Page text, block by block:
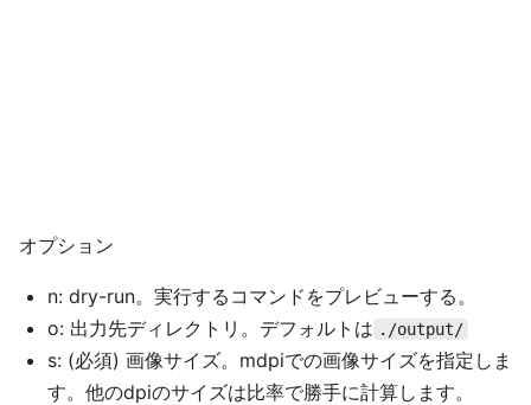
オプション
n: dry-run。実行するコマンドをプレビューする。
o: 出力先ディレクトリ。デフォルトは ./output/
s: (必須) 画像サイズ。mdpiでの画像サイズを指定しま
す。他のdpiのサイズは比率で勝手に計算します。